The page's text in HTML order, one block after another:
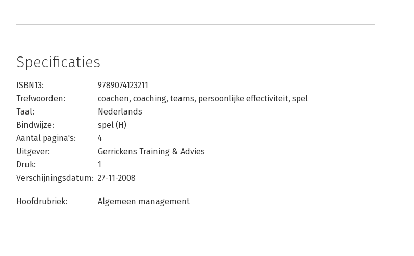
Specificaties
ISBN13:
9789074123211
Trefwoorden:
coachen, coaching, teams, persoonlijke effectiviteit, spel
Taal:
Nederlands
Bindwijze:
spel (H)
Aantal pagina's:
4
Uitgever:
Gerrickens Training & Advies
Druk:
1
Verschijningsdatum: 27-11-2008
Hoofdrubriek: Algemeen management